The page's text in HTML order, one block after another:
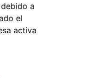
a
el
activa